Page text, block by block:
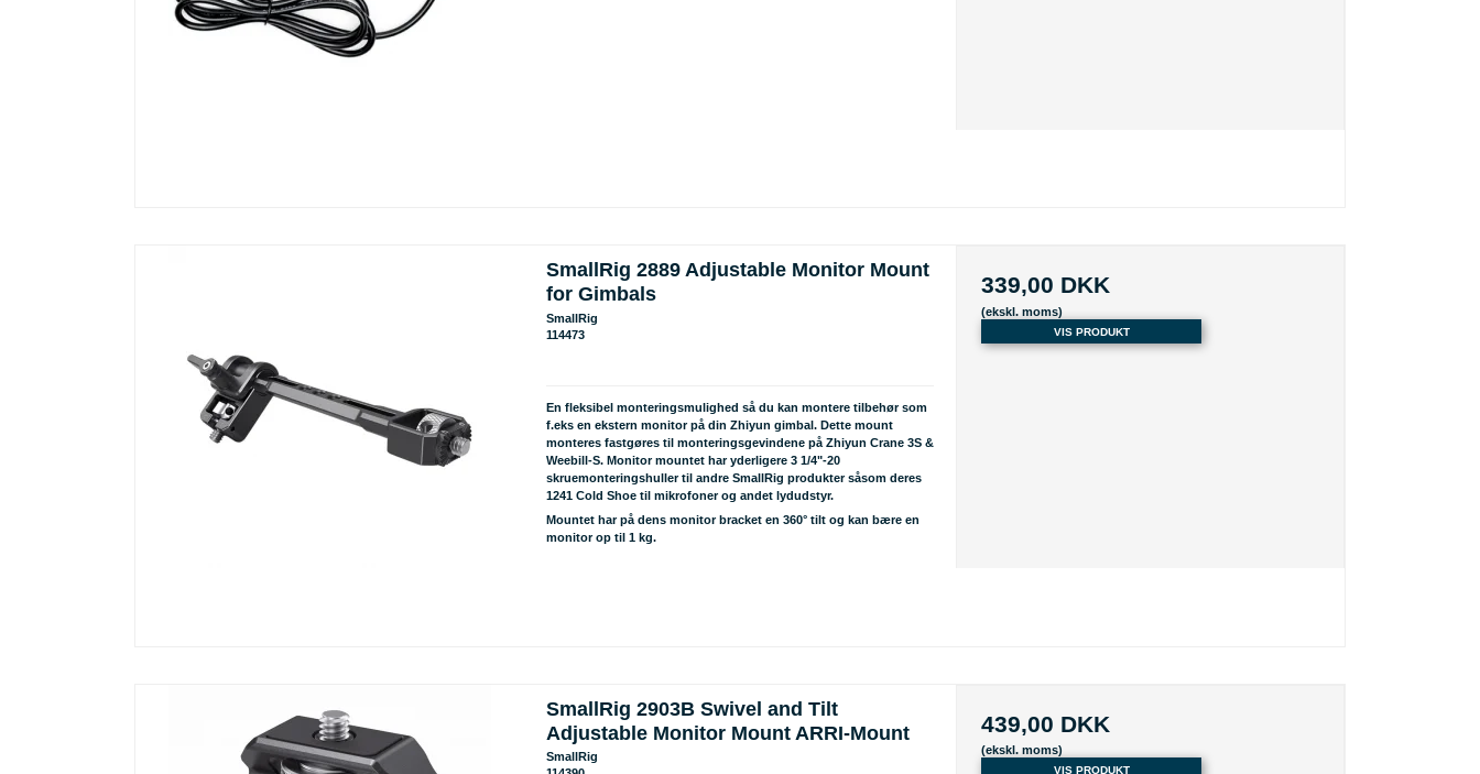
SmallRig 2889 Adjustable Monitor Mount
for Gimbals
SmallRig
114473
En fleksibel monteringsmulighed så du kan montere tilbehør som
f.eks en ekstern monitor på din Zhiyun gimbal. Dette mount
monteres fastgøres til monteringsgevindene på Zhiyun Crane 3S &
Weebill-S. Monitor mountet har yderligere 3 1/4"-20
skruemonteringshuller til andre SmallRig produkter såsom deres
1241 Cold Shoe til mikrofoner og andet lydudstyr.
Mountet har på dens monitor bracket en 360° tilt og kan bære en
monitor op til 1 kg.
339,00 DKK
(ekskl. moms)
VIS PRODUKT
SmallRig 2903B Swivel and Tilt
Adjustable Monitor Mount ARRI-Mount
SmallRig
439,00 DKK
(ekskl. moms)
VIS PRODUKT